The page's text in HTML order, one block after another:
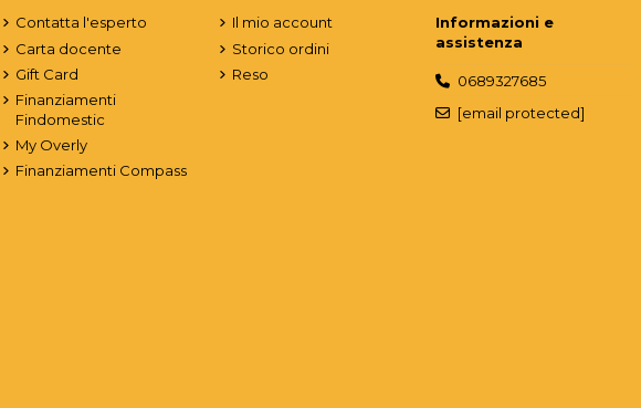
Contatta l'esperto
Carta docente
Gift Card
Finanziamenti
Findomestic
My Overly
Finanziamenti Compass
Il mio account
Storico ordini
Reso
Informazioni e
assistenza
0689327685
[email protected]